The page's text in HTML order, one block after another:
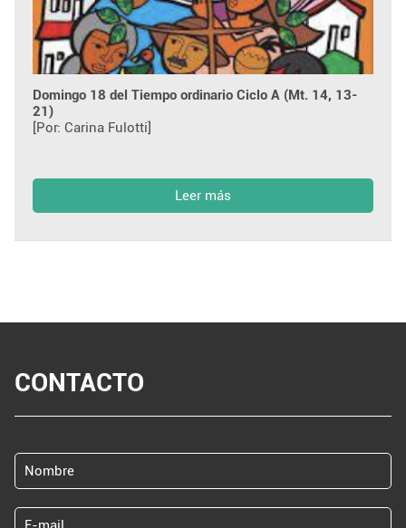
Domingo 18 del Tiempo ordinario Ciclo A (Mt. 14, 13-
21)
[Por: Carina Fulotti]
Leer más
CONTACTO